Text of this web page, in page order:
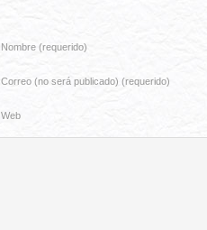
Nombre (requerido)
Correo (no será publicado) (requerido)
Web